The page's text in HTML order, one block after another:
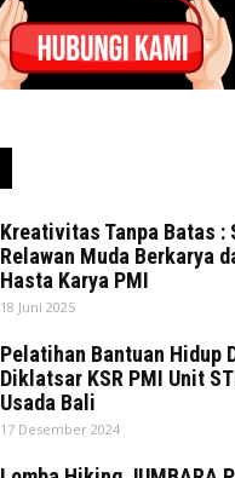
Kreativitas Tanpa Batas :
Relawan Muda Berkarya
Hasta Karya PMI
18 Juni 2025
Pelatihan Bantuan Hidup
Diklatsar KSR PMI Unit
Usada Bali
17 Desember 2024